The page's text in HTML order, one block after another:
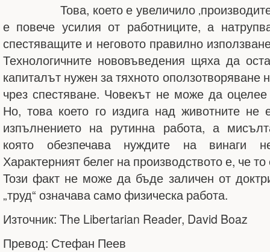
Това, което е увеличило
е повече усилия от работниците, а
спестяващите и неговото правилно
Технологичните нововъведения щяха да
капиталът нужен за тяхното оползотворяване
чрез спестяване. Човекът не може да
Но, това което го издига над животните не
изпълнението на рутинна работа, а
която обезпечава нуждите на винаги
Характерният белег на производството е, че
Този факт не може да бъде заличен от
„труд“ означава само физическа работа.
Източник: The Libertarian Reader, David Boaz
Превод: Стефан Пеев